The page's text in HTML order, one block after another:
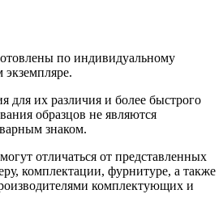
по индивидуальному
экземпляре.
для их различия и более быстрого
образцов не являются
знаком.
отличаться от представленных
комплектации, фурнитуре, а также
комплектующих и